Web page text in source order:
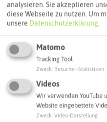
Hotel Raj Mahal
Europaplatz 3
Webseite
Interaktive Karte
Routenplanung zum
analysieren. Sie akzeptieren
diese Webseite zu nutzen. Um
unsere Datenschutzerklärung.
Matomo
Tracking Tool
Zweck Besucher-Statistiken
Videos
Wir verwenden YouTube
Website eingebettete
Zweck Video-Darstellung